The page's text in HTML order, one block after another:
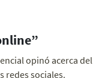
opinó acerca del
redes sociales.